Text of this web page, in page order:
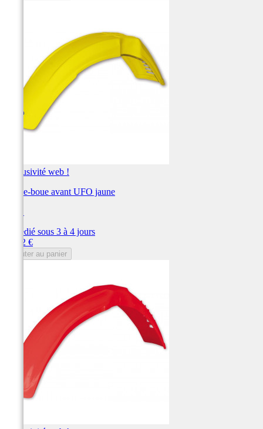
Exclusivité web !
Garde-boue avant UFO jaune
Expédié sous 3 à 4 jours
76,72 €
Ajouter au panier